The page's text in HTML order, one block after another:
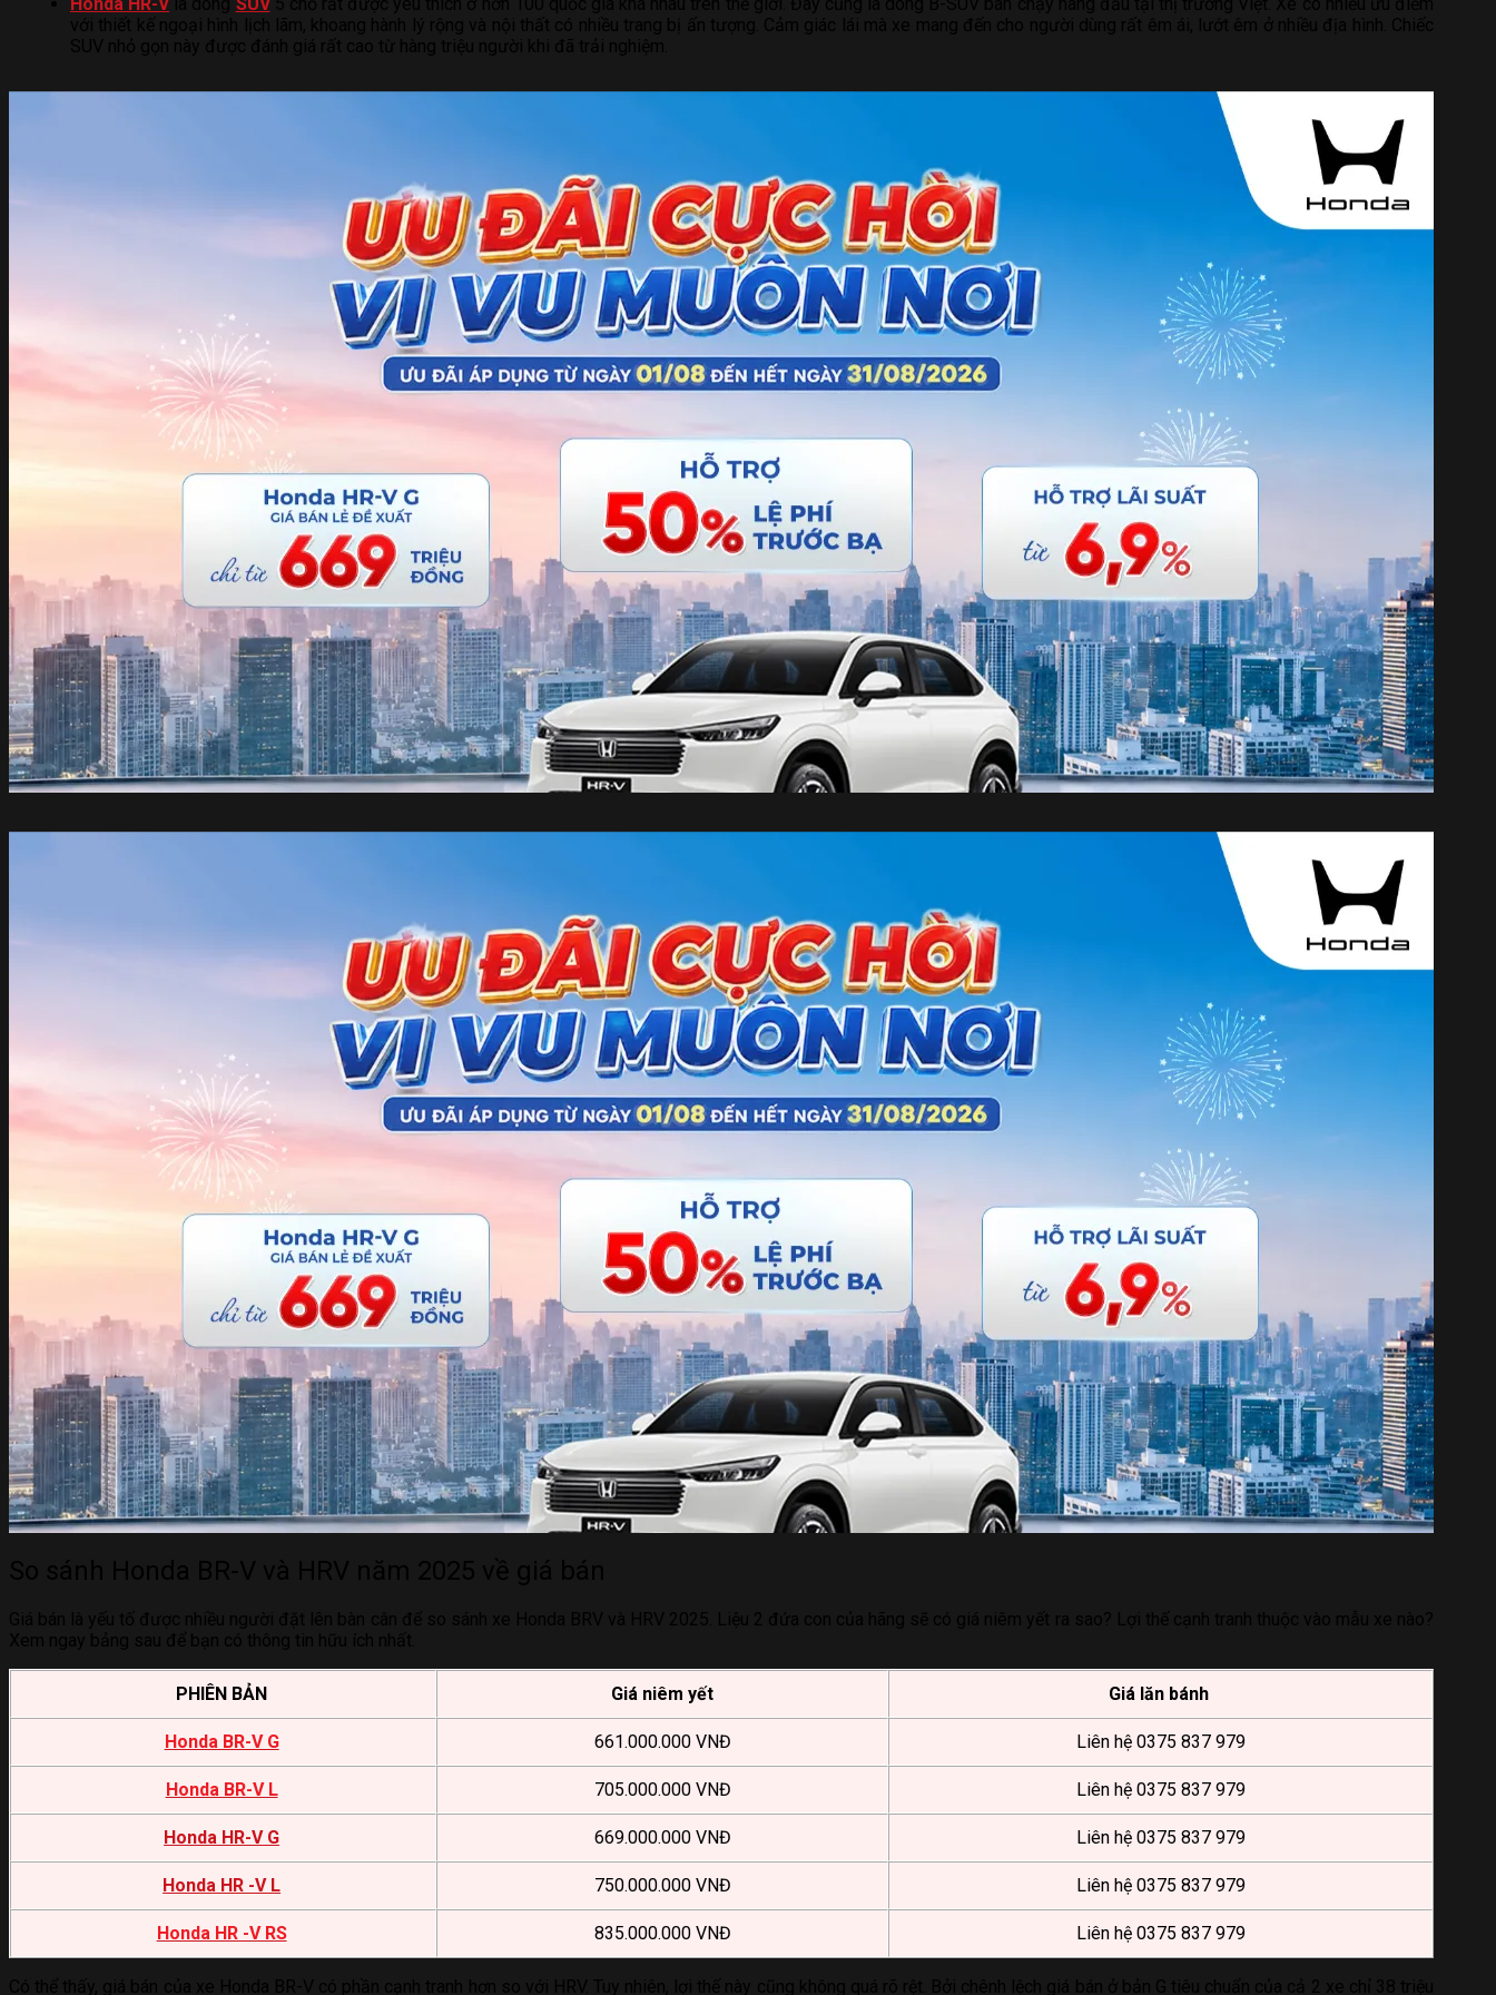
Honda HR-Vlà dòng SUV5 chỗ rất được yêu thích ở hơn 100 quốc gia khá nhau trên thế giới. Đây cũng là dòng B-SUV bán chạy hàng đầu tại thị trường Việt. Xe có nhiều ưu điểm
PHIÊN BẢN Giá niêm yết Giá lăn bánh
Honda BR-V G 661.000.000 VNĐ Liên hệ 0375 837 979
Honda BR-V L 705.000.000 VNĐ Liên hệ 0375 837 979
Honda HR-V G 669.000.000 VNĐ Liên hệ 0375 837 979
Honda HR -V L 750.000.000 VNĐ Liên hệ 0375 837 979
Honda HR -V RS 835.000.000 VNĐ Liên hệ 0375 837 979